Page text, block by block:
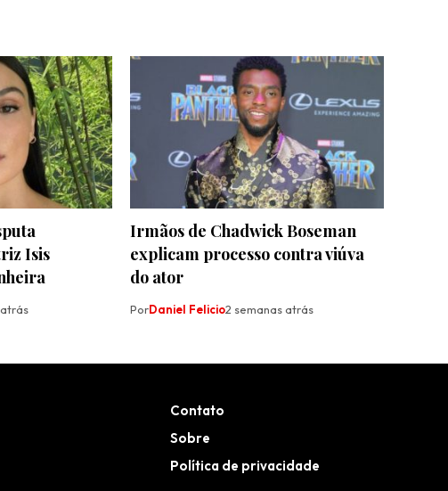
Isis
Irmãos de Chadwick Boseman
explicam processo contra viúva
do ator
PorDaniel Felicio2 semanas atrás
Contato
Sobre
Política de privacidade